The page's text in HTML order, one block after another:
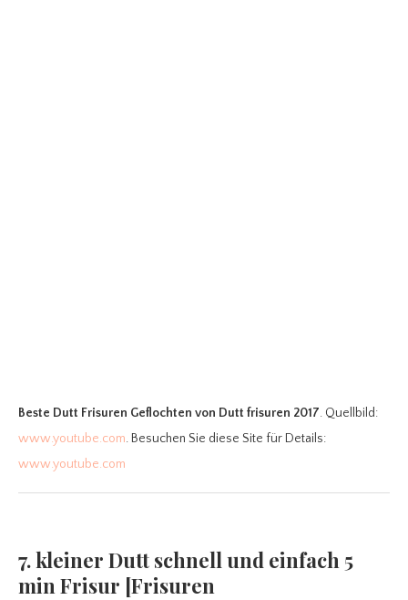
Beste Dutt Frisuren Geflochten von Dutt frisuren 2017. Quellbild:
www.youtube.com. Besuchen Sie diese Site für Details:
www.youtube.com
7. kleiner Dutt schnell und einfach 5
min Frisur [Frisuren